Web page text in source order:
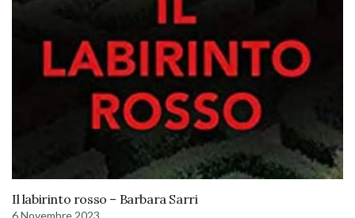
Il labirinto rosso – Barbara Sarri
6 Novembre 2023